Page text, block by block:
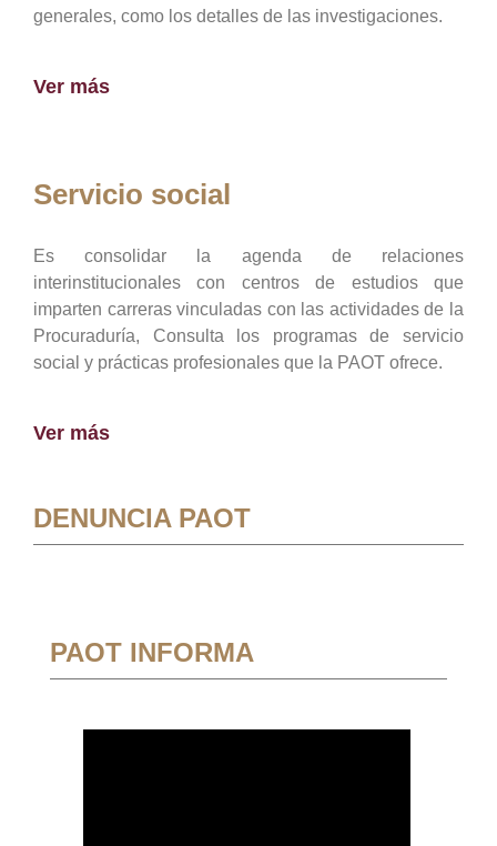
generales, como los detalles de las investigaciones.
Ver más
Servicio social
Es consolidar la agenda de relaciones
interinstitucionales con centros de estudios que
imparten carreras vinculadas con las actividades de la
Procuraduría, Consulta los programas de servicio
social y prácticas profesionales que la PAOT ofrece.
Ver más
DENUNCIA PAOT
PAOT INFORMA